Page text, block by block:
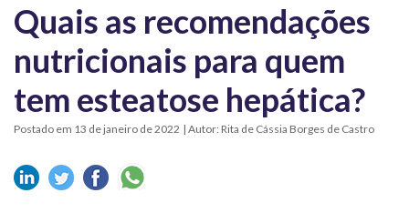
Quais as recomendações
nutricionais para quem
tem esteatose hepática?
Postado em 13 de janeiro de 2022 | Autor: Rita de Cássia Borges de Castro